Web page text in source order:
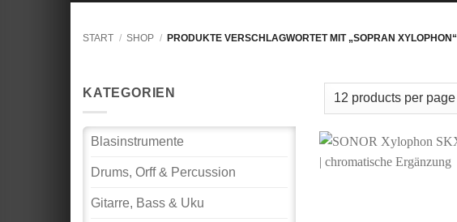
START / SHOP / PRODUKTE VERSCHLAGWORTET MIT „SOPRAN XYLOPHON“
KATEGORIEN
Blasinstrumente
Drums, Orff & Percussion
Gitarre, Bass & Uku